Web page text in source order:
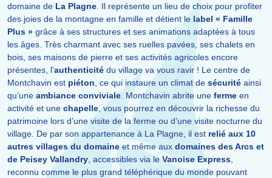
domaine de La Plagne. Il représente un lieu de choix pour profiter
des joies de la montagne en famille et détient le label « Famille
Plus » grâce à ses structures et ses animations adaptées à tous
les âges. Très charmant avec ses ruelles pavées, ses chalets en
bois, ses maisons de pierre et ses activités agricoles encore
présentes, l’authenticité du village va vous ravir ! Le centre de
Montchavin est piéton, ce qui instaure un climat de sécurité ainsi
qu’une ambiance conviviale. Montchavin abrite une ferme en
activité et une chapelle, vous pourrez en découvrir la richesse du
patrimoine lors d’une visite de la ferme ou d’une visite nocturne du
village. De par son appartenance à La Plagne, il est relié aux 10
autres villages du domaineet même aux domaines des Arcs et
de Peisey Vallandry, accessibles via leVanoise Express,
reconnu comme le plus grand téléphérique du monde pouvant